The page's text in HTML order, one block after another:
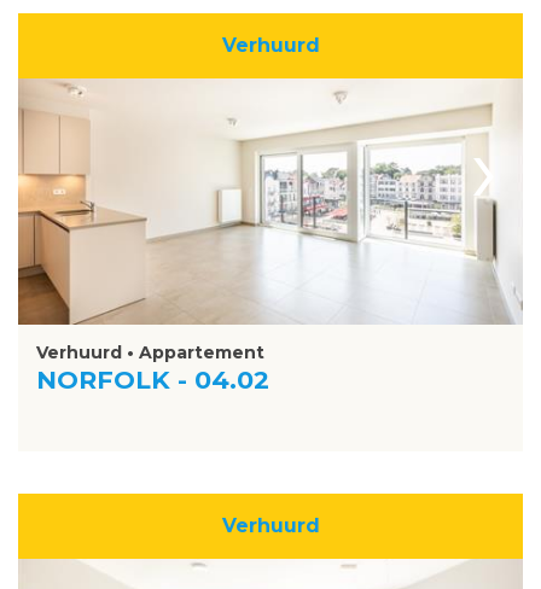
Verhuurd
›
Verhuurd • Appartement
NORFOLK - 04.02
Verhuurd